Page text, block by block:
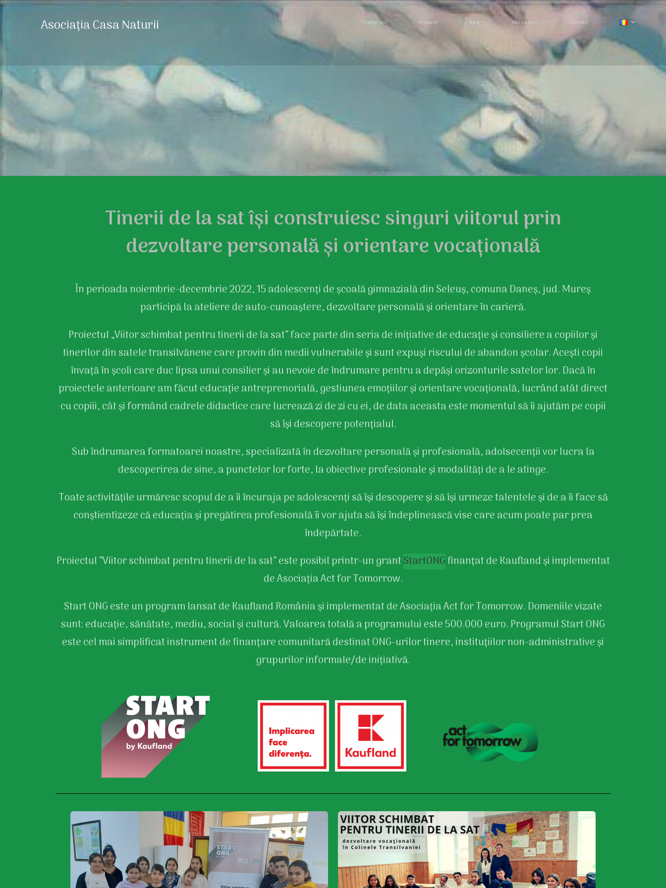
Asociația Casa Naturii Despre noi Proiecte Blog Hai cu noi! Contact
Tinerii de la sat își construiesc singuri viitorul prin
dezvoltare personală și orientare vocațională
În perioada noiembrie-decembrie 2022, 15 adolescenți de școală gimnazială din Seleuș, comuna Daneș, jud. Mureș
participă la ateliere de auto-cunoaștere, dezvoltare personală și orientare în carieră.
Proiectul „Viitor schimbat pentru tinerii de la sat” face parte din seria de inițiative de educație și consiliere a copiilor și
tinerilor din satele transilvănene care provin din medii vulnerabile și sunt expuși riscului de abandon școlar. Acești copii
învață în școli care duc lipsa unui consilier și au nevoie de îndrumare pentru a depăși orizonturile satelor lor. Dacă în
proiectele anterioare am făcut educație antreprenorială, gestiunea emoțiilor și orientare vocațională, lucrând atât direct
cu copiii, cât și formând cadrele didactice care lucrează zi de zi cu ei, de data aceasta este momentul să îi ajutăm pe copii
să își descopere potențialul.
Sub îndrumarea formatoarei noastre, specializată în dezvoltare personală și profesională, adolsecenții vor lucra la
descoperirea de sine, a punctelor lor forte, la obiective profesionale și modalități de a le atinge.
Toate activitățile urmăresc scopul de a îi încuraja pe adolescenți să își descopere și să își urmeze talentele și de a îi face să
conștientizeze că educația și pregătirea profesională îi vor ajuta să își îndeplinească vise care acum poate par prea
îndepărtate.
Proiectul ”Viitor schimbat pentru tinerii de la sat” este posibil printr-un grantStartONGfinanțat de Kaufland și implementat
de Asociația Act for Tomorrow.
Start ONG este un program lansat de Kaufland România și implementat de Asociația Act for Tomorrow. Domeniile vizate
sunt: educație, sănătate, mediu, social și cultură. Valoarea totală a programului este 500.000 euro. Programul Start ONG
este cel mai simplificat instrument de finanțare comunitară destinat ONG-urilor tinere, instituțiilor non-administrative și
grupurilor informale/de inițiativă.